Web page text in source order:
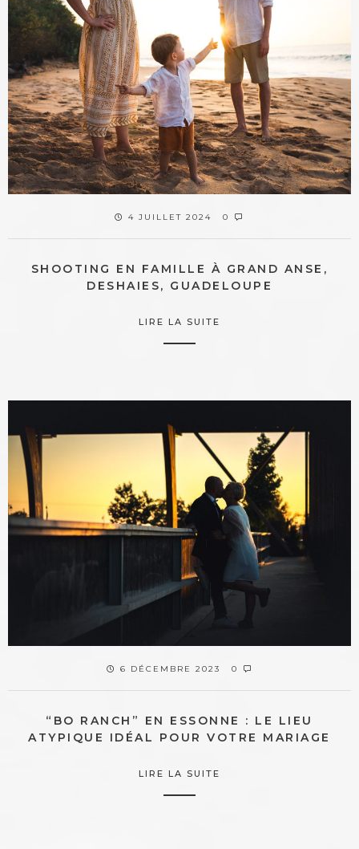
4 JUILLET 2024 0
SHOOTING EN FAMILLE À GRAND ANSE,
DESHAIES, GUADELOUPE
LIRE LA SUITE
6 DÉCEMBRE 2023 0
“BO RANCH” EN ESSONNE : LE LIEU
ATYPIQUE IDÉAL POUR VOTRE MARIAGE
LIRE LA SUITE